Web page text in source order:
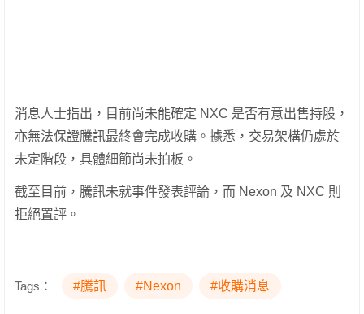
消息人士指出，目前尚未能確定 NXC 是否有意出售持股，
亦無法保證騰訊最終會完成收購。據悉，交易架構仍處於
未定階段，具體細節尚未拍板。
截至目前，騰訊未就事件發表評論，而 Nexon 及 NXC 則
拒絕置評。
Tags： #騰訊 #Nexon #收購消息